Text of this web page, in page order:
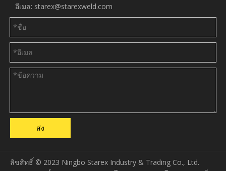
อีเมล: starex@starexweld.com
ส่ง
ลิขสิทธิ์ © 2023 Ningbo Starex Industry & Trading Co., Ltd.